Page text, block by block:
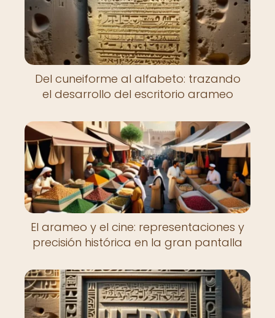
Del cuneiforme al alfabeto: trazando
el desarrollo del escritorio arameo
El arameo y el cine: representaciones y
precisión histórica en la gran pantalla